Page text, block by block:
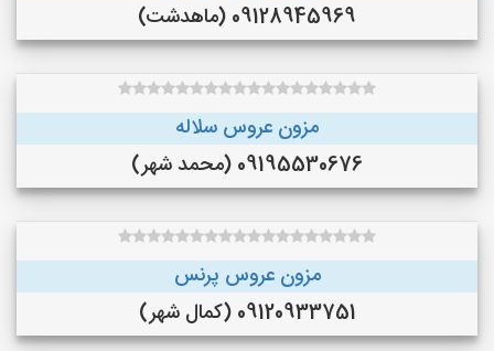
09128945969 (ماهدشت)
مزون عروس سلاله
09195530676 (محمد شهر)
مزون عروس پرنس
09120933751 (کمال شهر)